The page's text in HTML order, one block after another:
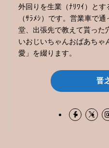
外回りを生業（ﾅﾘﾜｲ）と
（ｻﾗﾒｼ）です。営業車で
堂、出張先で教えて貰った
いおじいちゃんおばあち
愛」を綴ります。
晋